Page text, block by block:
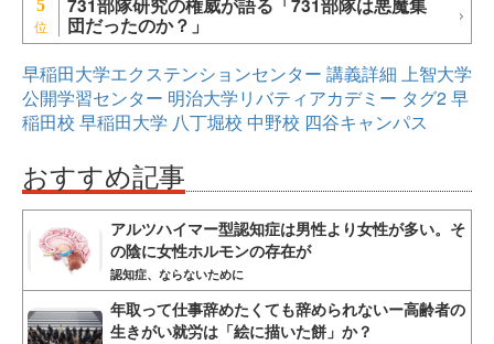
5 731部隊研究の権威が語る「731部隊は悪魔集
団だったのか？」
早稲田大学エクステンションセンター 講義詳細 上智大学
公開学習センター 明治大学リバティアカデミー タグ2早
稲田校 早稲田大学 八丁堀校 中野校 四谷キャンパス
おすすめ記事
アルツハイマー型認知症は男性より女性が多い。そ
の陰に女性ホルモンの存在が
認知症、ならないために
年取って仕事辞めたくても辞められないー高齢者の
生きがい就労は「絵に描いた餅」か？